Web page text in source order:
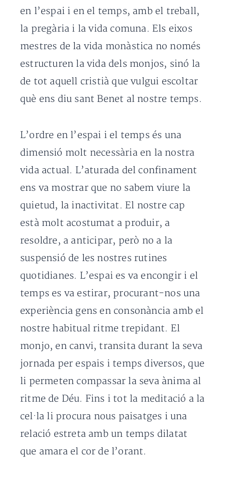
en l’espai i en el temps, amb el treball,
la pregària i la vida comuna. Els eixos
mestres de la vida monàstica no només
estructuren la vida dels monjos, sinó la
de tot aquell cristià que vulgui escoltar
què ens diu sant Benet al nostre temps.
L’ordre en l’espai i el temps és una
dimensió molt necessària en la nostra
vida actual. L’aturada del confinament
ens va mostrar que no sabem viure la
quietud, la inactivitat. El nostre cap
està molt acostumat a produir, a
resoldre, a anticipar, però no a la
suspensió de les nostres rutines
quotidianes. L’espai es va encongir i el
temps es va estirar, procurant-nos una
experiència gens en consonància amb el
nostre habitual ritme trepidant. El
monjo, en canvi, transita durant la seva
jornada per espais i temps diversos, que
li permeten compassar la seva ànima al
ritme de Déu. Fins i tot la meditació a la
cel·la li procura nous paisatges i una
relació estreta amb un temps dilatat
que amara el cor de l’orant.